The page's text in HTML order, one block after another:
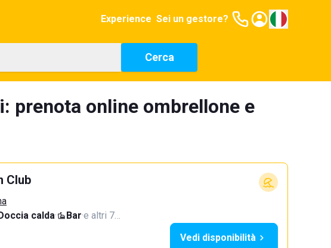
Experience Sei un gestore?
Cerca
prenota online ombrellone e
Club
calda· Bar·e altri 7…
Vedi disponibilità